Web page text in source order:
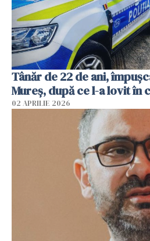
Tânăr de 22 de ani,
Mureș, după ce l-a lovit în
02 APRILIE 2026